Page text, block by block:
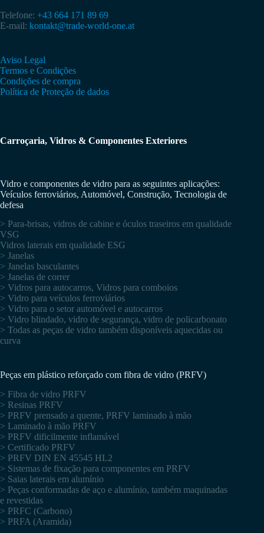
Telefone: +43 664 171 89 69
E-mail: kontakt@trade-world-one.at
Aviso Legal
Termos e Condições
Condições de compra
Política de Proteção de dados
Carroçaria, Vidros & Componentes Exteriores
Vidro e componentes de vidro para as seguintes aplicações:
Veículos ferroviários, Automóvel, Construção, Tecnologia de
defesa
> Para-brisas, vidros de cabine e óculos traseiros em qualidade
VSG
Vidros laterais em qualidade ESG
> Janelas
> Janelas basculantes
> Janelas de correr
> Vidros para autocarros, Vidros para comboios
> Vidro para veículos ferroviários
> Vidro para o setor automóvel e autocarros
> Vidro blindado, vidro de segurança, vidro de policarbonato
> Todas as peças de vidro também disponíveis aquecidas ou
curva
Peças em plástico reforçado com fibra de vidro (PRFV)
> Fibra de vidro PRFV
> Resinas PRFV
> PRFV prensado a quente, PRFV laminado à mão
> Laminado à mão PRFV
> PRFV dificilmente inflamável
> Certificado PRFV
> PRFV DIN EN 45545 HL2
> Sistemas de fixação para componentes em PRFV
> Saias laterais em alumínio
> Peças conformadas de aço e alumínio, também maquinadas
e revestidas
> PRFC (Carbono)
> PRFA (Aramida)